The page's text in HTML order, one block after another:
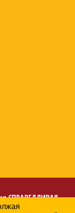
СПРАВЕДЛИВАЯ